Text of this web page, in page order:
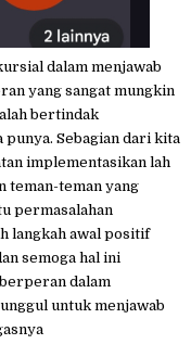
dalam menjawab
yang sangat mungkin
bertindak
Sebagian dari kita
implementasikan lah
teman-teman yang
permasalahan
langkah awal positif
semoga hal ini
dalam
untuk menjawab